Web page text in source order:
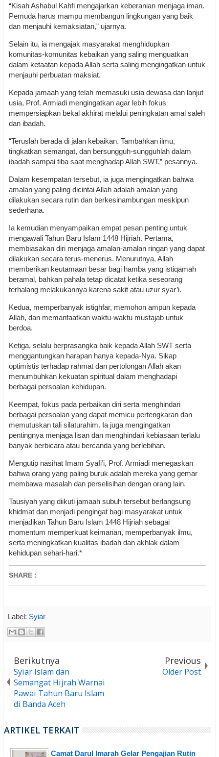
“Kisah Ashabul Kahfi mengajarkan keberanian menjaga iman.
Pemuda harus mampu membangun lingkungan yang baik
dan menjauhi kemaksiatan,” ujarnya.
Selain itu, ia mengajak masyarakat menghidupkan
komunitas-komunitas kebaikan yang saling menguatkan
dalam ketaatan kepada Allah serta saling mengingatkan untuk
menjauhi perbuatan maksiat.
Kepada jamaah yang telah memasuki usia dewasa dan lanjut
usia, Prof. Armiadi mengingatkan agar lebih fokus
mempersiapkan bekal akhirat melalui peningkatan amal saleh
dan ibadah.
“Teruslah berada di jalan kebaikan. Tambahkan ilmu,
tingkatkan semangat, dan bersungguh-sungguhlah dalam
ibadah sampai tiba saat menghadap Allah SWT,” pesannya.
Dalam kesempatan tersebut, ia juga mengingatkan bahwa
amalan yang paling dicintai Allah adalah amalan yang
dilakukan secara rutin dan berkesinambungan meskipun
sederhana.
Ia kemudian menyampaikan empat pesan penting untuk
mengawali Tahun Baru Islam 1448 Hijriah. Pertama,
membiasakan diri menjaga amalan-amalan ringan yang dapat
dilakukan secara terus-menerus. Menurutnya, Allah
memberikan keutamaan besar bagi hamba yang istiqamah
beramal, bahkan pahala tetap dicatat ketika seseorang
terhalang melakukannya karena sakit atau uzur syar’i.
Kedua, memperbanyak istighfar, memohon ampun kepada
Allah, dan memanfaatkan waktu-waktu mustajab untuk
berdoa.
Ketiga, selalu berprasangka baik kepada Allah SWT serta
menggantungkan harapan hanya kepada-Nya. Sikap
optimistis terhadap rahmat dan pertolongan Allah akan
menumbuhkan kekuatan spiritual dalam menghadapi
berbagai persoalan kehidupan.
Keempat, fokus pada perbaikan diri serta menghindari
berbagai persoalan yang dapat memicu pertengkaran dan
memutuskan tali silaturahim. Ia juga mengingatkan
pentingnya menjaga lisan dan menghindari kebiasaan terlalu
banyak berbicara atau bercanda yang berlebihan.
Mengutip nasihat Imam Syafi’i, Prof. Armiadi menegaskan
bahwa orang yang paling buruk adalah mereka yang gemar
membawa masalah dan perselisihan dengan orang lain.
Tausiyah yang diikuti jamaah subuh tersebut berlangsung
khidmat dan menjadi pengingat bagi masyarakat untuk
menjadikan Tahun Baru Islam 1448 Hijriah sebagai
momentum memperkuat keimanan, memperbanyak ilmu,
serta meningkatkan kualitas ibadah dan akhlak dalam
kehidupan sehari-hari.*
SHARE :
Label: Syiar
Berikutnya
Syiar Islam dan
Semangat Hijrah Warnai
Pawai Tahun Baru Islam
di Banda Aceh
Previous
Older Post
ARTIKEL TERKAIT
Camat Darul Imarah Gelar Pengajian Rutin